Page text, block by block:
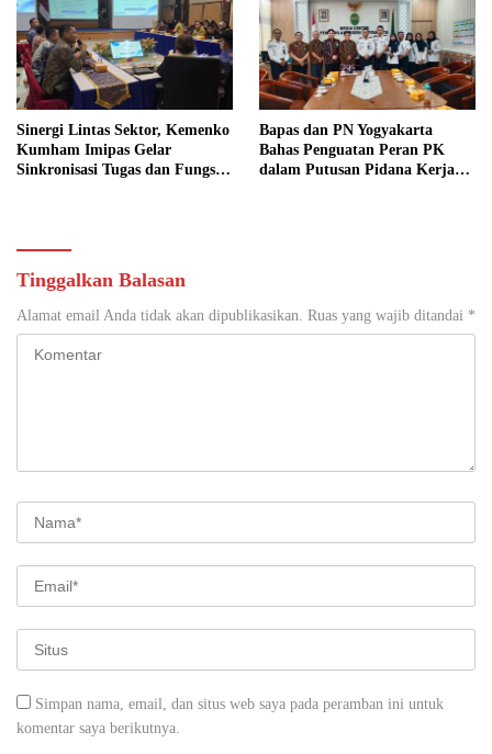
Sinergi Lintas Sektor, Kemenko
Kumham Imipas Gelar
Sinkronisasi Tugas dan Fungsi
Bapas dan PN Yogyakarta
Bahas Penguatan Peran PK
dalam Putusan Pidana Kerja
Tinggalkan Balasan
Alamat email Anda tidak akan dipublikasikan. Ruas yang wajib ditandai *
Simpan nama, email, dan situs web saya pada peramban ini untuk
komentar saya berikutnya.